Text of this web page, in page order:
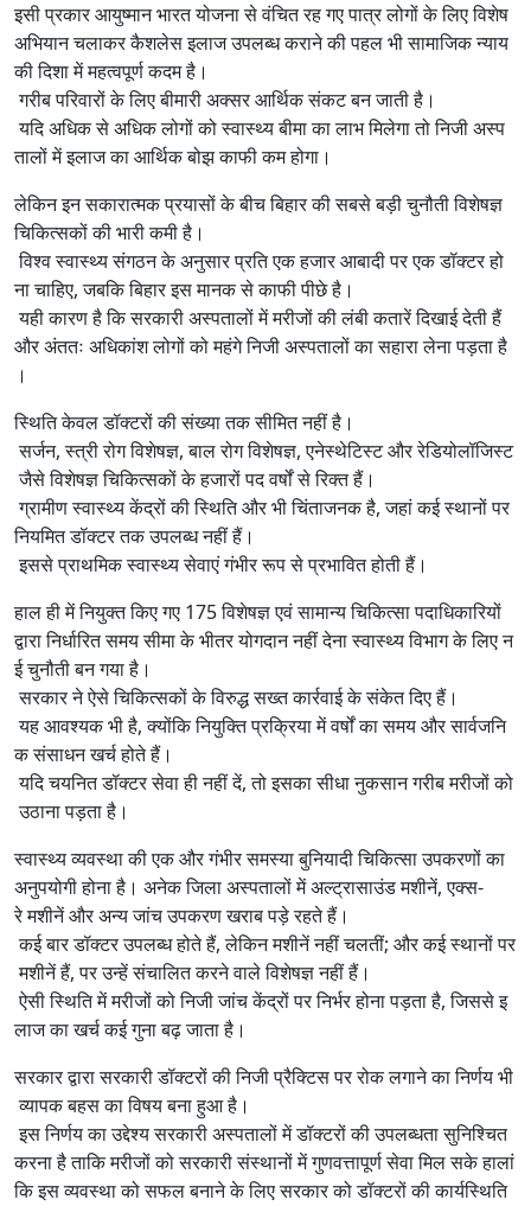
इसी प्रकार आयुष्मान भारत योजना से वंचित रह गए पात्र लोगों के लिए विशेष
अभियान चलाकर कैशलेस इलाज उपलब्ध कराने की पहल भी सामाजिक न्याय
की दिशा में महत्वपूर्ण कदम है।
गरीब परिवारों के लिए बीमारी अक्सर आर्थिक संकट बन जाती है।
यदि अधिक से अधिक लोगों को स्वास्थ्य बीमा का लाभ मिलेगा तो निजी अस्प
तालों में इलाज का आर्थिक बोझ काफी कम होगा।
लेकिन इन सकारात्मक प्रयासों के बीच बिहार की सबसे बड़ी चुनौती विशेषज्ञ
चिकित्सकों की भारी कमी है।
विश्व स्वास्थ्य संगठन के अनुसार प्रति एक हजार आबादी पर एक डॉक्टर हो
ना चाहिए, जबकि बिहार इस मानक से काफी पीछे है।
यही कारण है कि सरकारी अस्पतालों में मरीजों की लंबी कतारें दिखाई देती हैं
और अंततः अधिकांश लोगों को महंगे निजी अस्पतालों का सहारा लेना पड़ता है
।
स्थिति केवल डॉक्टरों की संख्या तक सीमित नहीं है।
सर्जन, स्त्री रोग विशेषज्ञ, बाल रोग विशेषज्ञ, एनेस्थेटिस्ट और रेडियोलॉजिस्ट
जैसे विशेषज्ञ चिकित्सकों के हजारों पद वर्षों से रिक्त हैं।
ग्रामीण स्वास्थ्य केंद्रों की स्थिति और भी चिंताजनक है, जहां कई स्थानों पर
नियमित डॉक्टर तक उपलब्ध नहीं हैं।
इससे प्राथमिक स्वास्थ्य सेवाएं गंभीर रूप से प्रभावित होती हैं।
हाल ही में नियुक्त किए गए 175 विशेषज्ञ एवं सामान्य चिकित्सा पदाधिकारियों
द्वारा निर्धारित समय सीमा के भीतर योगदान नहीं देना स्वास्थ्य विभाग के लिए न
ई चुनौती बन गया है।
सरकार ने ऐसे चिकित्सकों के विरुद्ध सख्त कार्रवाई के संकेत दिए हैं।
यह आवश्यक भी है, क्योंकि नियुक्ति प्रक्रिया में वर्षों का समय और सार्वजनि
क संसाधन खर्च होते हैं।
यदि चयनित डॉक्टर सेवा ही नहीं दें, तो इसका सीधा नुकसान गरीब मरीजों को
उठाना पड़ता है।
स्वास्थ्य व्यवस्था की एक और गंभीर समस्या बुनियादी चिकित्सा उपकरणों का
अनुपयोगी होना है। अनेक जिला अस्पतालों में अल्ट्रासाउंड मशीनें, एक्स-
रे मशीनें और अन्य जांच उपकरण खराब पड़े रहते हैं।
कई बार डॉक्टर उपलब्ध होते हैं, लेकिन मशीनें नहीं चलतीं; और कई स्थानों पर
मशीनें हैं, पर उन्हें संचालित करने वाले विशेषज्ञ नहीं हैं।
ऐसी स्थिति में मरीजों को निजी जांच केंद्रों पर निर्भर होना पड़ता है, जिससे इ
लाज का खर्च कई गुना बढ़ जाता है।
सरकार द्वारा सरकारी डॉक्टरों की निजी प्रैक्टिस पर रोक लगाने का निर्णय भी
व्यापक बहस का विषय बना हुआ है।
इस निर्णय का उद्देश्य सरकारी अस्पतालों में डॉक्टरों की उपलब्धता सुनिश्चित
करना है ताकि मरीजों को सरकारी संस्थानों में गुणवत्तापूर्ण सेवा मिल सके हालां
कि इस व्यवस्था को सफल बनाने के लिए सरकार को डॉक्टरों की कार्यस्थिति